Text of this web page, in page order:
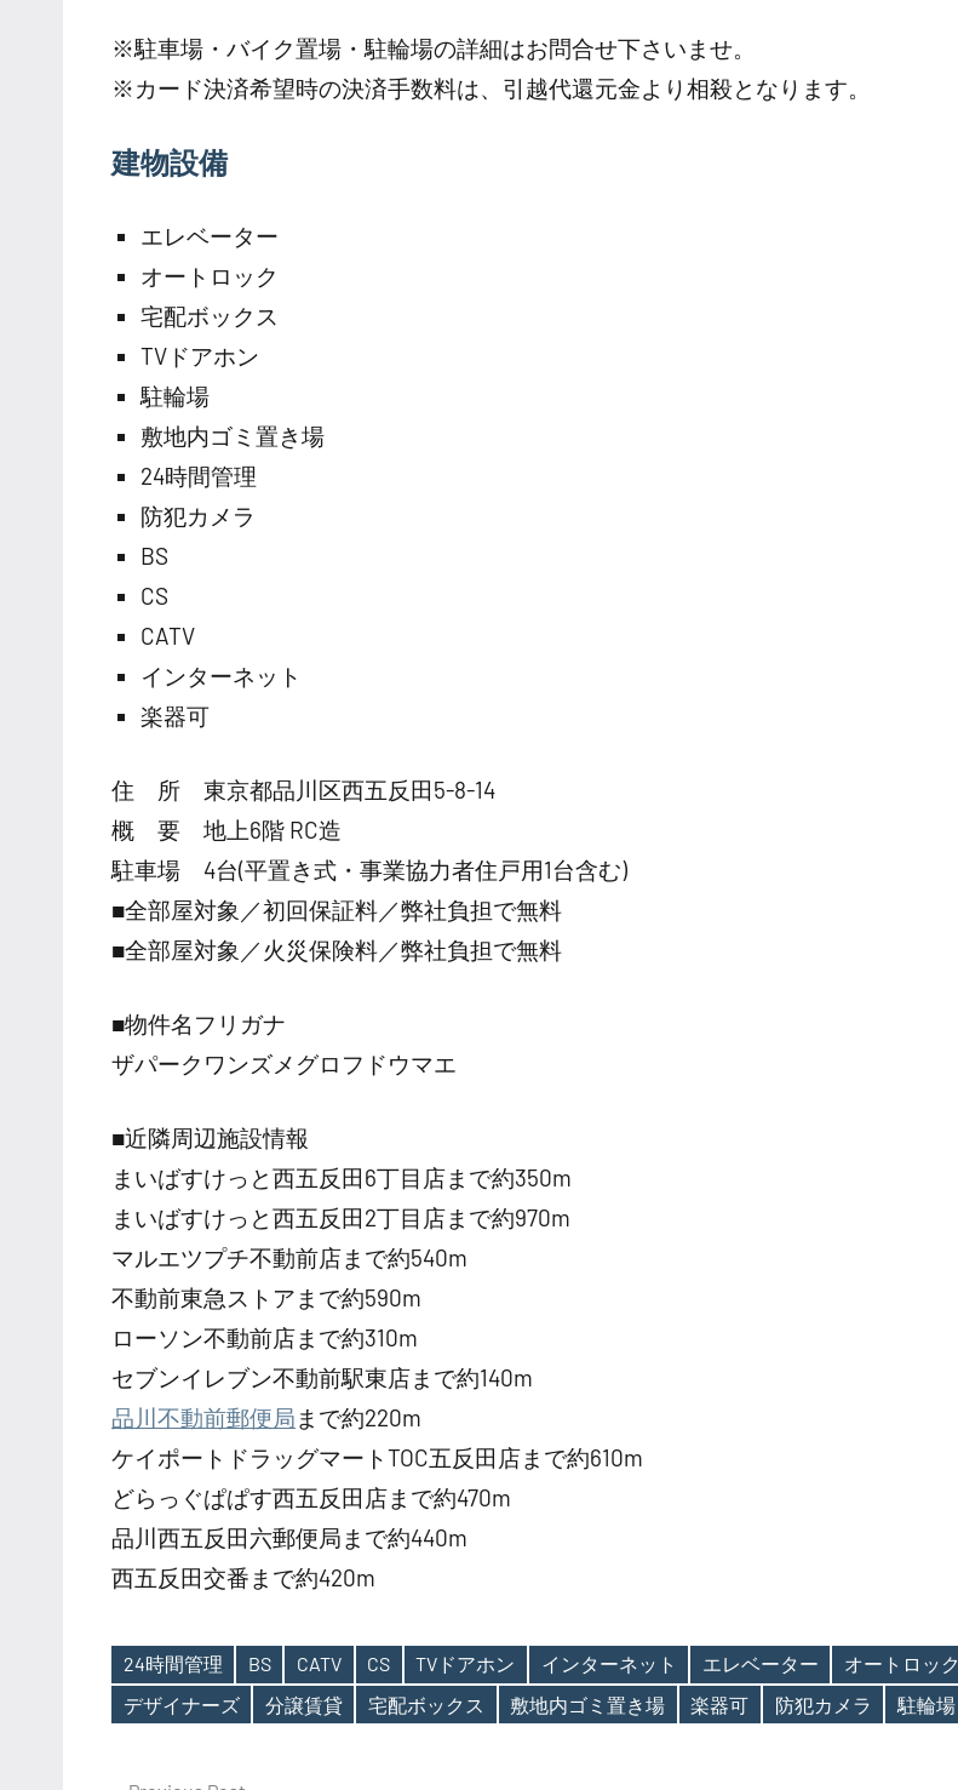
※駐車場・バイク置場・駐輪場の詳細はお問合せ下さいませ。
※カード決済希望時の決済手数料は、引越代還元金より相殺となります。
建物設備
エレベーター
オートロック
宅配ボックス
TVドアホン
駐輪場
敷地内ゴミ置き場
24時間管理
防犯カメラ
BS
CS
CATV
インターネット
楽器可
住 所 東京都品川区西五反田5-8-14
概 要 地上6階 RC造
駐車場 4台(平置き式・事業協力者住戸用1台含む)
■全部屋対象／初回保証料／弊社負担で無料
■全部屋対象／火災保険料／弊社負担で無料
■物件名フリガナ
ザパークワンズメグロフドウマエ
■近隣周辺施設情報
まいばすけっと西五反田6丁目店まで約350m
まいばすけっと西五反田2丁目店まで約970m
マルエツプチ不動前店まで約540m
不動前東急ストアまで約590m
ローソン不動前店まで約310m
セブンイレブン不動前駅東店まで約140m
品川不動前郵便局 まで約220m
ケイポートドラッグマートTOC五反田店まで約610m
どらっぐぱぱす西五反田店まで約470m
品川西五反田六郵便局まで約440m
西五反田交番まで約420m
Tags
24時間管理 BS CATV CS TVドアホン インターネット エレベーター
オートロック
デザイナーズ
分譲賃貸 宅配ボックス 敷地内ゴミ置き場 楽器可 防犯カメラ 駐輪場